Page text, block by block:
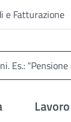
e Fatturazione
Lavoro